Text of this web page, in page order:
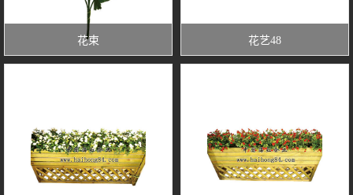
花束 花艺48